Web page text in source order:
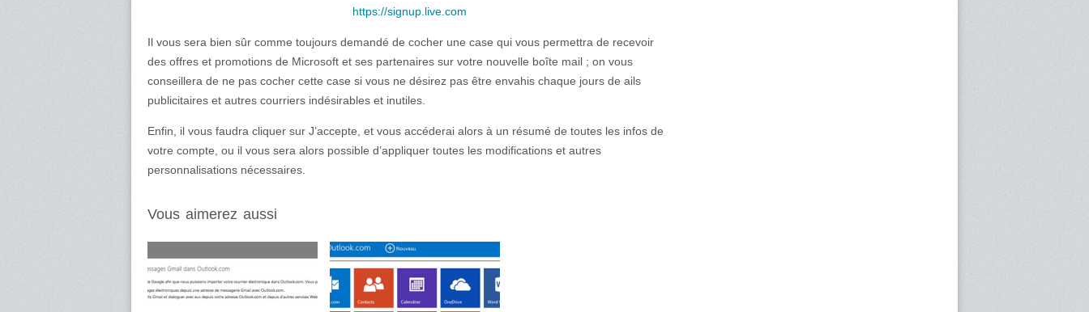
https://signup.live.com
Il vous sera bien sûr comme toujours demandé de cocher une case qui vous permettra de recevoir
des offres et promotions de Microsoft et ses partenaires sur votre nouvelle boîte mail ; on vous
conseillera de ne pas cocher cette case si vous ne désirez pas être envahis chaque jours de ails
publicitaires et autres courriers indésirables et inutiles.
Enfin, il vous faudra cliquer sur J’accepte, et vous accéderai alors à un résumé de toutes les infos de
votre compte, ou il vous sera alors possible d’appliquer toutes les modifications et autres
personnalisations nécessaires.
Vous aimerez aussi